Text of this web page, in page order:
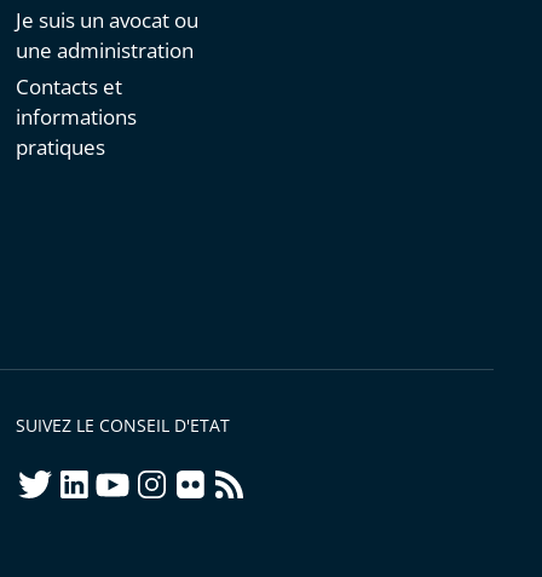
Je suis un avocat ou
une administration
Contacts et
informations
pratiques
SUIVEZ LE CONSEIL D'ETAT
twitterlinkedInyoutubeinstagram
flickrrss